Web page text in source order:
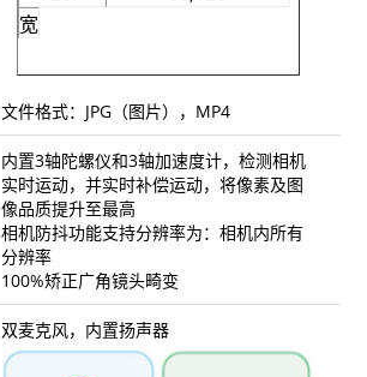
宽
文件格式：JPG（图片），MP4
内置3轴陀螺仪和3轴加速度计，检测相机
实时运动，并实时补偿运动，将像素及图
像品质提升至最高
相机防抖功能支持分辨率为：相机内所有
分辨率
100%矫正广角镜头畸变
双麦克风，内置扬声器